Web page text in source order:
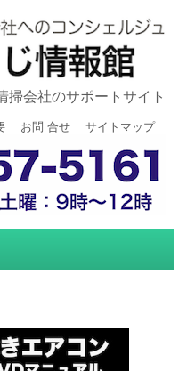
会社のサポートサイト
お問 合せ サイトマップ